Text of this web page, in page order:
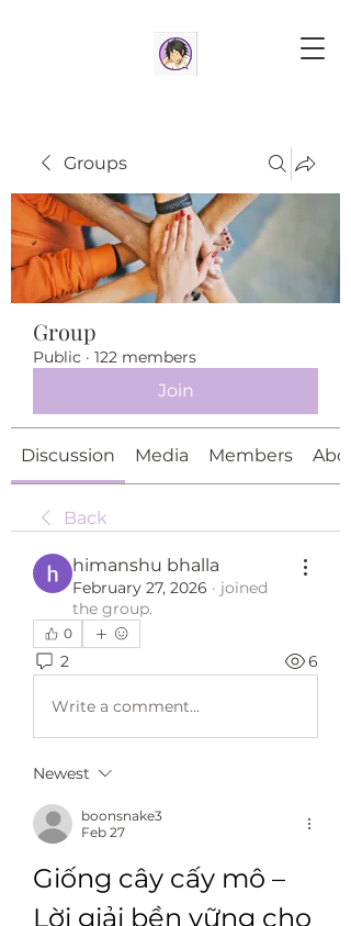
Groups
Group
Public · 122 members
Join
Discussion Media Members
Back
himanshu bhalla
February 27, 2026 · joined
the group.
0
2 6
Write a comment...
Newest
boonsnake3
Feb 27
Giống cây cấy mô –
Lời giải bền vững cho